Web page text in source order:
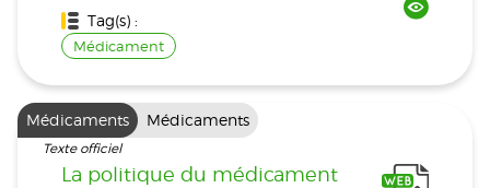
Tag(s) :
Médicament
Médicaments Médicaments
Texte officiel
La politique du médicament